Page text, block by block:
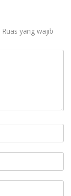
Ruas yang wajib